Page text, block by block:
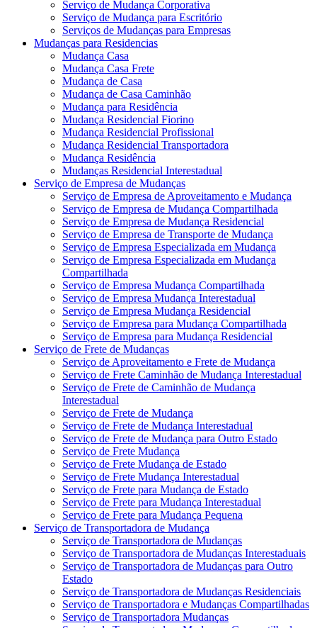
Serviço de Mudança Corporativa
Serviço de Mudança para Escritório
Serviços de Mudanças para Empresas
Mudanças para Residencias
Mudança Casa
Mudança Casa Frete
Mudança de Casa
Mudança de Casa Caminhão
Mudança para Residência
Mudança Residencial Fiorino
Mudança Residencial Profissional
Mudança Residencial Transportadora
Mudança Residência
Mudanças Residencial Interestadual
Serviço de Empresa de Mudanças
Serviço de Empresa de Aproveitamento e Mudança
Serviço de Empresa de Mudança Compartilhada
Serviço de Empresa de Mudança Residencial
Serviço de Empresa de Transporte de Mudança
Serviço de Empresa Especializada em Mudança
Serviço de Empresa Especializada em Mudança
Compartilhada
Serviço de Empresa Mudança Compartilhada
Serviço de Empresa Mudança Interestadual
Serviço de Empresa Mudança Residencial
Serviço de Empresa para Mudança Compartilhada
Serviço de Empresa para Mudança Residencial
Serviço de Frete de Mudanças
Serviço de Aproveitamento e Frete de Mudança
Serviço de Frete Caminhão de Mudança Interestadual
Serviço de Frete de Caminhão de Mudança
Interestadual
Serviço de Frete de Mudança
Serviço de Frete de Mudança Interestadual
Serviço de Frete de Mudança para Outro Estado
Serviço de Frete Mudança
Serviço de Frete Mudança de Estado
Serviço de Frete Mudança Interestadual
Serviço de Frete para Mudança de Estado
Serviço de Frete para Mudança Interestadual
Serviço de Frete para Mudança Pequena
Serviço de Transportadora de Mudança
Serviço de Transportadora de Mudanças
Serviço de Transportadora de Mudanças Interestaduais
Serviço de Transportadora de Mudanças para Outro
Estado
Serviço de Transportadora de Mudanças Residenciais
Serviço de Transportadora e Mudanças Compartilhadas
Serviço de Transportadora Mudanças